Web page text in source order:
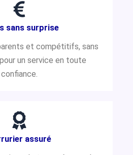
sans surprise
et compétitifs, sans
un service en toute
confiance.
assuré